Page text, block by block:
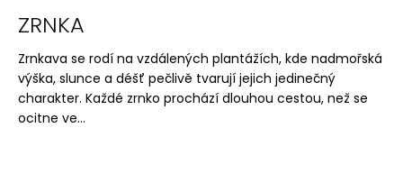
ZRNKA
Zrnkava se rodí na vzdálených plantážích, kde nadmořská
výška, slunce a déšť pečlivě tvarují jejich jedinečný
charakter. Každé zrnko prochází dlouhou cestou, než se
ocitne ve...